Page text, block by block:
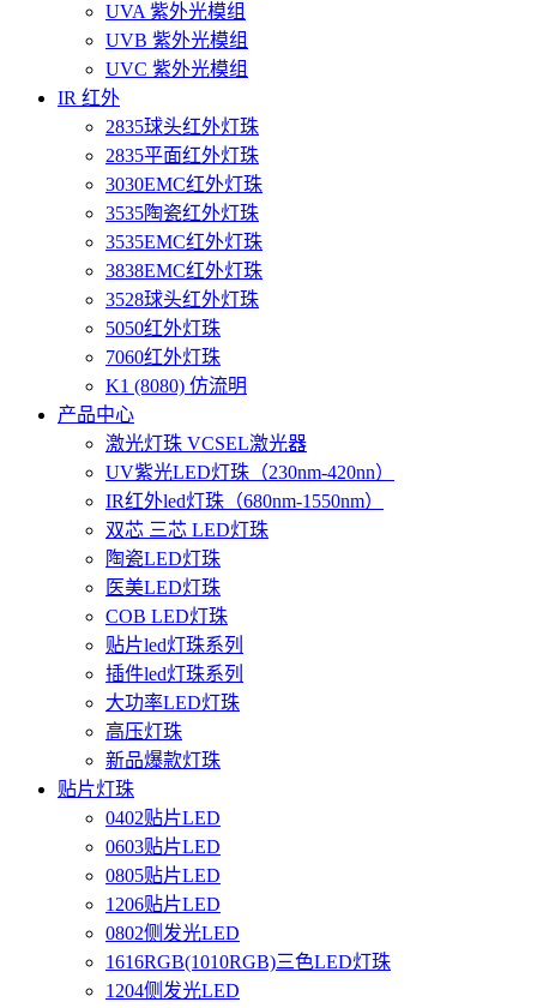
UVA 紫外光模组
UVB 紫外光模组
UVC 紫外光模组
IR 红外
2835球头红外灯珠
2835平面红外灯珠
3030EMC红外灯珠
3535陶瓷红外灯珠
3535EMC红外灯珠
3838EMC红外灯珠
3528球头红外灯珠
5050红外灯珠
7060红外灯珠
K1 (8080) 仿流明
产品中心
激光灯珠 VCSEL激光器
UV紫光LED灯珠（230nm-420nn）
IR红外led灯珠（680nm-1550nm）
双芯 三芯 LED灯珠
陶瓷LED灯珠
医美LED灯珠
COB LED灯珠
贴片led灯珠系列
插件led灯珠系列
大功率LED灯珠
高压灯珠
新品爆款灯珠
贴片灯珠
0402贴片LED
0603贴片LED
0805贴片LED
1206贴片LED
0802侧发光LED
1616RGB(1010RGB)三色LED灯珠
1204侧发光LED